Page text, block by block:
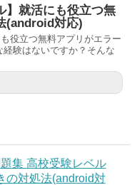
】就活にも役立つ無
(android対応)
役立つ無料アプリがエラー
験はないですか？そんな
集 高校受験レベル
の対処法(android対